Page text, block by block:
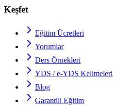
Keşfet
Eğitim Ücretleri
Yorumlar
Ders Örnekleri
YDS / e-YDS Kelimeleri
Blog
Garantili Eğitim